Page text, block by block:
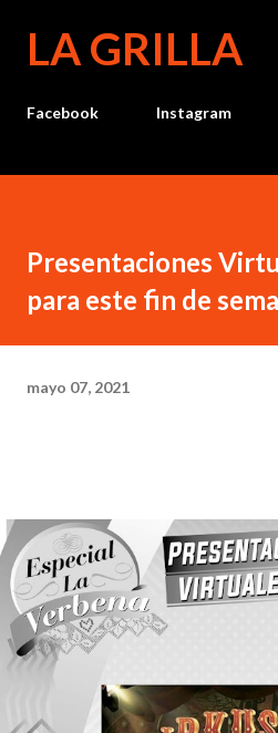
LA GRILLA
Facebook Instagram
Presentaciones
para este fin de
mayo 07, 2021